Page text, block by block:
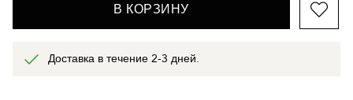
В КОРЗИНУ
Доставка в течение 2-3 дней.